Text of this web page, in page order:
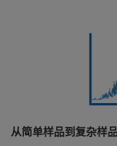
从简单样品到复杂样